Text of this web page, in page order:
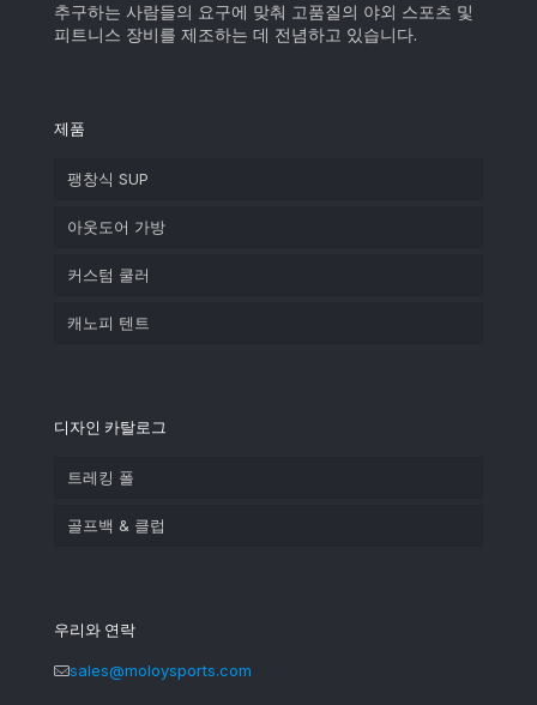
추구하는 사람들의 요구에 맞춰 고품질의 야외 스포츠 및
피트니스 장비를 제조하는 데 전념하고 있습니다.
제품
팽창식 SUP
아웃도어 가방
커스텀 쿨러
캐노피 텐트
디자인 카탈로그
트레킹 폴
골프백 & 클럽
우리와 연락
sales@moloysports.com